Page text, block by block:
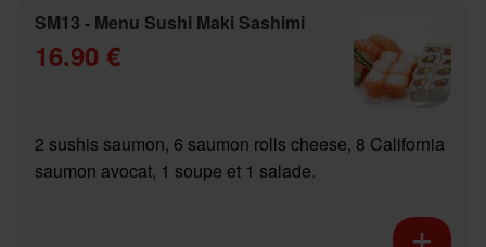
SM13 - Menu Sushi Maki Sashimi
16.90 €
2 sushis saumon, 6 saumon rolls cheese, 8 California
saumon avocat, 1 soupe et 1 salade.